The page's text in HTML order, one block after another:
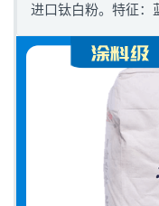
进口钛白粉。特征：